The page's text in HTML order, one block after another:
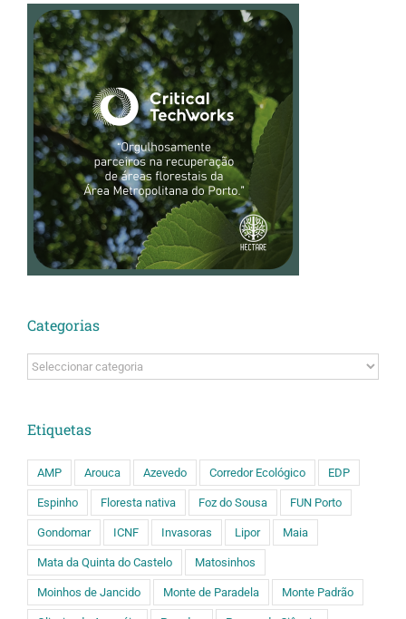
Categorias
Categorias
Etiquetas
AMP Arouca Azevedo Corredor Ecológico EDP
Espinho Floresta nativa Foz do Sousa FUN Porto
Gondomar ICNF Invasoras Lipor Maia
Mata da Quinta do Castelo Matosinhos
Moinhos de Jancido Monte de Paradela Monte Padrão